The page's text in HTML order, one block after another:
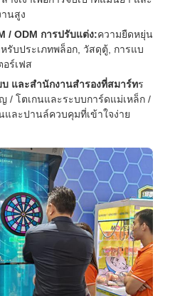
นสูง
/ ODM การปรับแต่ง:ความยืดหยุ่น
รับประเภทพล็อก, วัสดุตู้, การแบ
ร์เฟส
และสํานักงานสํารองที่สมาร์ทร
/ โตเกนและระบบการ์ดแม่เหล็ก /
ละปานล์ควบคุมที่เข้าใจง่าย